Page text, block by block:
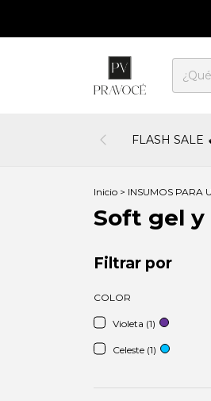
FLASH SALE
Inicio > INSUMOS PARA
Soft gel y
Filtrar por
COLOR
Violeta (1)
Celeste (1)